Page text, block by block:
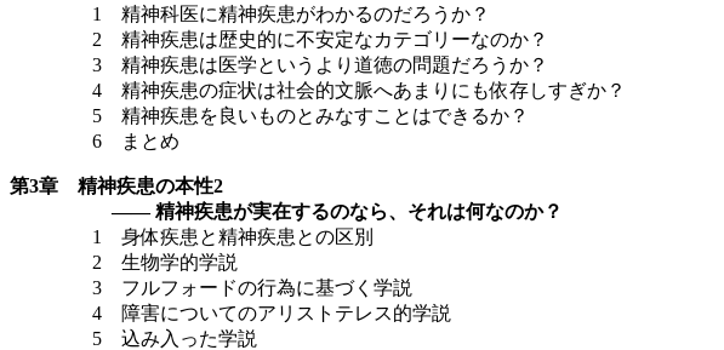
1 精神科医に精神疾患がわかるのだろうか？
2 精神疾患は歴史的に不安定なカテゴリーなのか？
3 精神疾患は医学というより道徳の問題だろうか？
4 精神疾患の症状は社会的文脈へあまりにも依存しすぎか？
5 精神疾患を良いものとみなすことはできるか？
6 まとめ
第3章 精神疾患の本性2
—— 精神疾患が実在するのなら、それは何なのか？
1 身体疾患と精神疾患との区別
2 生物学的学説
3 フルフォードの行為に基づく学説
4 障害についてのアリストテレス的学説
5 込み入った学説